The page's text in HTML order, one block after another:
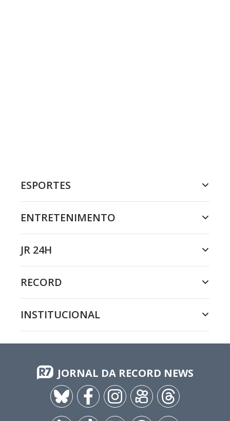
ESPORTES
ENTRETENIMENTO
JR 24H
RECORD
INSTITUCIONAL
JORNAL DA RECORD NEWS